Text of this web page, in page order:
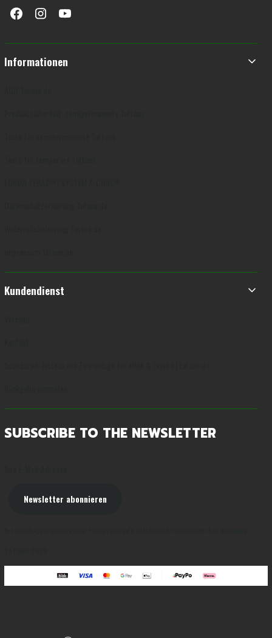
Fußzeilenmenü
Informationen
Kundendienst
SUBSCRIBE TO THE NEWSLETTER
Newsletter abonnieren